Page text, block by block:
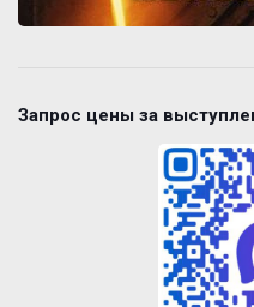
Запрос цены за